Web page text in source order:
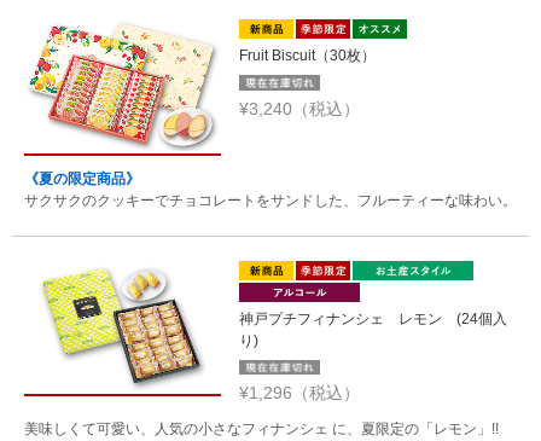
Fruit Biscuit（30枚）
¥3,240（税込）
《夏の限定商品》
サクサクのクッキーでチョコレートをサンドした、フルーティーな味わい。
神戸プチフィナンシェ レモン (24個入
り)
¥1,296（税込）
美味しくて可愛い、人気の小さなフィナンシェ に、夏限定の「レモン」!!